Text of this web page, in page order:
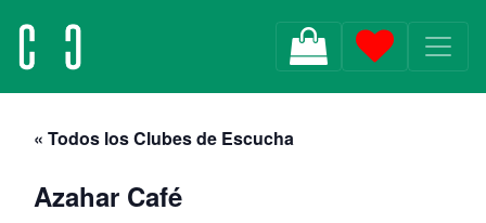
MAIN NAVIGATION
« Todos los Clubes de Escucha
Azahar Café